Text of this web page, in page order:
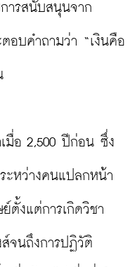
ารสนับสนุนจาก
อบคำถามว่า “เงินคือ
มื่อ 2,500 ปีก่อน ซึ่ง
ะหว่างคนแปลกหน้า
ตั้งแต่การเกิดวิชา
จนถึงการปฏิวัติ